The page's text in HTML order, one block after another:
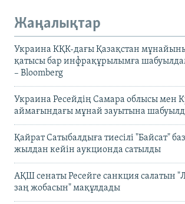
Жаңалықтар
Украина КҚК-дағы Қазақстан
қатысы бар инфрақұрылымға
– Bloomberg
Украина Ресейдің Самара облысы мен
аймағындағы мұнай зауытына
Қайрат Сатыбалдыға тиесілі "Байсат"
жылдан кейін аукционда сатылды
АҚШ сенаты Ресейге санкция салатын
заң жобасын" мақұлдады